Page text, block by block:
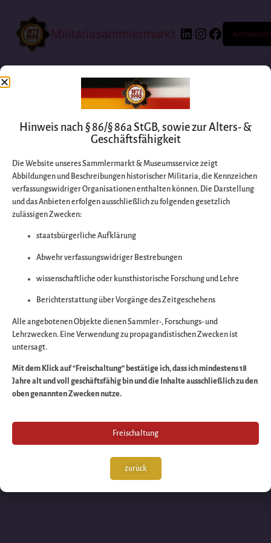
Militariasammlermarkt Anmelden
Entschuldigen Sie
bitte die
Wir arbeiten an
großartigen Sache
schauen Sie bald
wieder vorbei!
Hinweis nach § 86/§ 86a StGB, sowie zur Alters- &
Geschäftsfähigkeit
Die Website unseres Sammlermarkt & Museumsservice zeigt
Abbildungen und Beschreibungen historischer Militaria, die Kennzeichen
verfassungswidriger Organisationen enthalten können. Die Darstellung
und das Anbieten erfolgen ausschließlich zu folgenden gesetzlich
zulässigen Zwecken:
staatsbürgerliche Aufklärung
Abwehr verfassungswidriger Bestrebungen
wissenschaftliche oder kunsthistorische Forschung und Lehre
Berichterstattung über Vorgänge des Zeitgeschehens
Alle angebotenen Objekte dienen Sammler-, Forschungs- und
Lehrzwecken. Eine Verwendung zu propagandistischen Zwecken ist
untersagt.
Mit dem Klick auf “Freischaltung” bestätige ich, dass ich mindestens 18
Jahre alt und voll geschäftsfähig bin und die Inhalte ausschließlich zu den
oben genannten Zwecken nutze.
Freischaltung
zurück